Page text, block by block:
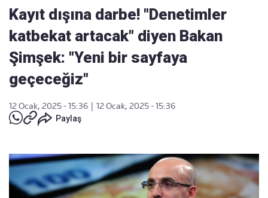
Kayıt dışına darbe! "Denetimler
katbekat artacak" diyen Bakan
Şimşek: "Yeni bir sayfaya
geçeceğiz"
12 Ocak, 2025 - 15:36
12 Ocak, 2025 - 15:36
Paylaş